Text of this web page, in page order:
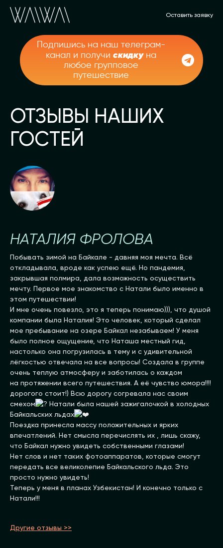
Оставить заявку
Подпишись на наш телеграм-
канал и получи скидкуна
любое групповое
путешествие
ОТЗЫВЫ НАШИХ
ГОСТЕЙ
НАТАЛИЯ ФРОЛОВА
Побывать зимой на Байкале - давняя моя мечта. Всё
откладывала, вроде как успею ещё. Но пандемия,
закрывшая полмира, дала возможность осуществить
мечту. Первое мое знакомство с Натали было именно в
этом путешествии!
И мне очень повезло, это я теперь понимаю))), что душой
компании была Наталия! Это человек, который сделал
мое пребывание на озере Байкал незабываем! У меня
было полное ощущение, что Наташа местный гид,
настолько она погрузилась в тему и с удивительной
лёгкостью отвечала на все вопросы! Создала в группе
очень теплую атмосферу и заботилась о каждом
на протяжении всего путешествия. А её чувство юмора!!!!
дорогого стоит!) Всю дорогу согревала нас своим
смехом
Натали была нашей зажигалочкой в холодных
Байкальских льдах
Поездка принесла массу положительных и ярких
впечатлений. Нет смысла перечислять их , лишь скажу,
что Байкал нужно увидеть собственными глазами!
Нет слов и нет таких фотоаппаратов, которые смогут
передать все великолепие Байкальского льда. Это
просто нужно увидеть!
Теперь у меня в планах Узбекистан! И конечно только с
Натали!!!
Другие отзывы >>